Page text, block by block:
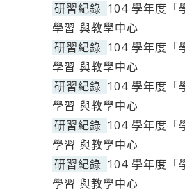
研習紀錄 104 學年度「
學習 與教學中心
研習紀錄 104 學年度「
學習 與教學中心
研習紀錄 104 學年度「
學習 與教學中心
研習紀錄 104 學年度「
學習 與教學中心
研習紀錄 104 學年度「
學習 與教學中心